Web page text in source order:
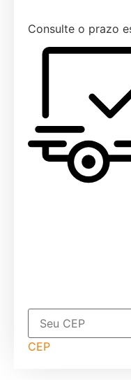
Consulte o prazo
CEP